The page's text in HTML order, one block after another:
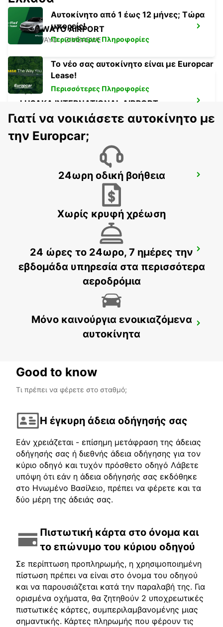
BULAWAYO AIRPORT
BULAWAYO - ZIMBABWE
LUSAKA INTERNATIONAL AIRPORT
LUSAKA - ZAMBIA
FRANCISTOWN AIRPORT
FRANCISTOWN - BOTSWANA
HARARE OFFICE
HARARE - ZIMBABWE
Αυτοκίνητο από 1 έως 12 μήνες; Τώρα
μπορείς!
Περισσότερες Πληροφορίες
Το νέο σας αυτοκίνητο είναι με Europcar
Lease!
Περισσότερες Πληροφορίες
Γιατί να νοικιάσετε αυτοκίνητο με
την Europcar;
24ωρη οδική βοήθεια
Χωρίς κρυφή χρέωση
24 ώρες το 24ωρο, 7 ημέρες την
εβδομάδα υπηρεσία στα περισσότερα
αεροδρόμια
Μόνο καινούργια ενοικιαζόμενα
αυτοκίνητα
Good to know
Τι πρέπει να φέρετε στο σταθμό;
Η έγκυρη άδεια οδήγησής σας
Εάν χρειάζεται - επίσημη μετάφραση της άδειας
οδήγησής σας ή διεθνής άδεια οδήγησης για τον
κύριο οδηγό και τυχόν πρόσθετο οδηγό Λάβετε
υπόψη ότι εάν η άδεια οδήγησής σας εκδόθηκε
στο Ηνωμένο Βασίλειο, πρέπει να φέρετε και τα
δύο μέρη της άδειάς σας.
Πιστωτική κάρτα στο όνομα και
το επώνυμο του κύριου οδηγού
Σε περίπτωση προπληρωμής, η χρησιμοποιημένη
πίστωση πρέπει να είναι στο όνομα του οδηγού
και να παρουσιάζεται κατά την παραλαβή της. Για
ορισμένα οχήματα, θα ζητηθούν 2 υποχρεωτικές
πιστωτικές κάρτες, συμπεριλαμβανομένης μιας
σημαντικής. Κάρτες πληρωμής που φέρουν τις